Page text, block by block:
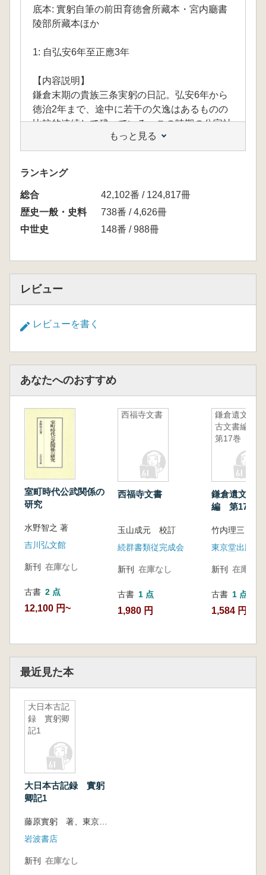
底本: 實躬自筆の前田育徳會所藏本・宮内廳書
陵部所藏本ほか
1: 自弘安6年至正應3年
【内容説明】
鎌倉末期の貴族三条実躬の日記。弘安6年から
徳治2年まで、途中に若干の欠逸はあるものの
比較的連続して残っている。この時期の公家社
会・公武関係などの研究の基本的史料となるも
の。この冊には、正応3年までを収め、自筆本
の利用できる部分はその紙背を含めてはじめて
活字化する。
「BOOKデータベース」 より
もっと見る
ランキング
総合
42,102番 / 124,817冊
歴史一般・史料
738番 / 4,626冊
中世史
148番 / 988冊
レビュー
レビューを書く
あなたへのおすすめ
室町時代公武関係の
研究
水野智之 著
吉川弘文館
新刊 在庫なし
古書 2 点
12,100 円~
西福寺文書
西福寺文書
玉山成元 校訂
続群書類従完成会
新刊 在庫なし
古書 1 点
1,980 円
鎌倉遺文
古文書編
第17巻
鎌倉遺文 古
編 第17巻
竹内理三 編
東京堂出版
新刊 在庫なし
古書 1 点
1,584 円
最近見た本
大日本古記
録 實躬卿
記1
大日本古記録 實躬
卿記1
藤原實躬 著、東京大學史料編纂所 編
岩波書店
新刊 在庫なし